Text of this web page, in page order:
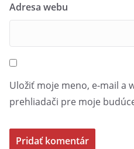
Adresa webu
Uložiť moje meno, e-mail a
prehliadači pre moje